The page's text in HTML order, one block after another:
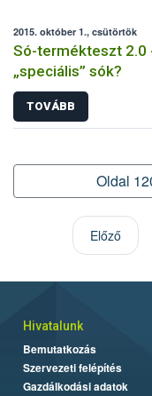
2015. október 1., csütörtök
Só-termékteszt 2.0
„speciális” sók?
TOVÁBB
Oldal
Előző
Hivatalunk
Bemutatkozás
Szervezeti felépítés
Gazdálkodási adatok